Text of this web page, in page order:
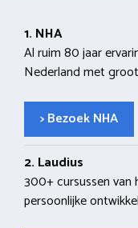
1. NHA
Al ruim 80 jaar
Nederland met
> Bezoek NHA
2. Laudius
300+ cursussen
persoonlijke